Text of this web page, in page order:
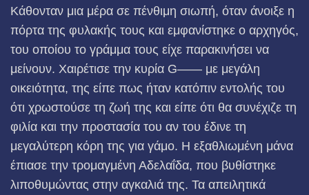
Κάθονταν μια μέρα σε πένθιμη σιωπή, όταν άνοιξε η
πόρτα της φυλακής τους και εμφανίστηκε ο αρχηγός,
του οποίου το γράμμα τους είχε παρακινήσει να
μείνουν. Χαιρέτισε την κυρία G—— με μεγάλη
οικειότητα, της είπε πως ήταν κατόπιν εντολής του
ότι χρωστούσε τη ζωή της και είπε ότι θα συνέχιζε τη
φιλία και την προστασία του αν του έδινε τη
μεγαλύτερη κόρη της για γάμο. Η εξαθλιωμένη μάνα
έπιασε την τρομαγμένη Αδελαΐδα, που βυθίστηκε
λιποθυμώντας στην αγκαλιά της. Τα απειλητικά